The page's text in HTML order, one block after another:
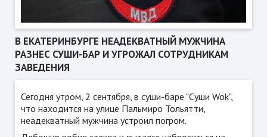
В ЕКАТЕРИНБУРГЕ НЕАДЕКВАТНЫЙ МУЖЧИНА
РАЗНЕС СУШИ-БАР И УГРОЖАЛ СОТРУДНИКАМ
ЗАВЕДЕНИЯ
Сегодня утром, 2 сентября, в суши-баре "Суши Wok",
что находится на улице Пальмиро Тольятти,
неадекватный мужчина устроил погром.